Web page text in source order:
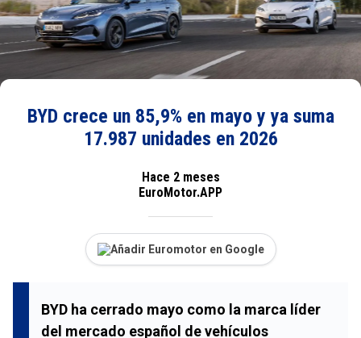
BYD crece un 85,9% en mayo y ya suma
17.987 unidades en 2026
Hace 2 meses
EuroMotor.APP
Añadir Euromotor en Google
BYD ha cerrado mayo como la marca líder
del mercado español de vehículos